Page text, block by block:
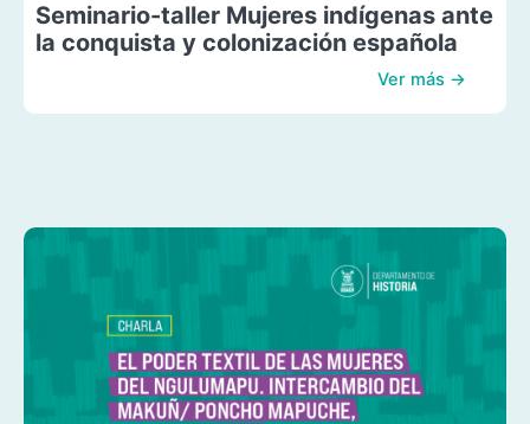
Seminario-taller Mujeres indígenas ante
la conquista y colonización española
Ver más →